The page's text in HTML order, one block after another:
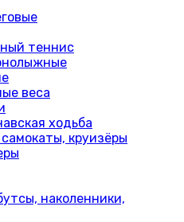
теннис
веса
ходьба
круизёры
наколенники,